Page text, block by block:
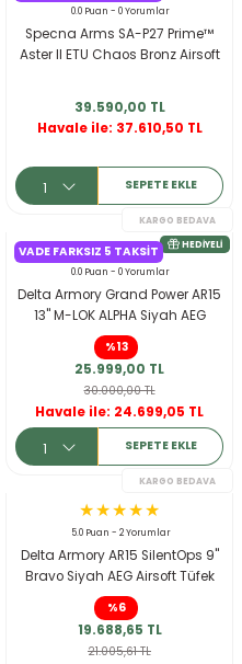
0.0 Puan - 0 Yorumlar
Specna Arms SA-P27 Prime™
Aster II ETU Chaos Bronz Airsoft
39.590,00 TL
Havale ile: 37.610,50 TL
SEPETE EKLE
VADE FARKSIZ 5 TAKSIT
0.0 Puan - 0 Yorumlar
Delta Armory Grand Power AR15
13'' M-LOK ALPHA Siyah AEG
Airsoft Tüfek
%13
25.999,00 TL
30.000,00 TL
Havale ile: 24.699,05 TL
SEPETE EKLE
5.0 Puan - 2 Yorumlar
Delta Armory AR15 SilentOps 9''
Bravo Siyah AEG Airsoft Tüfek
%6
19.688,65 TL
21.005,61 TL